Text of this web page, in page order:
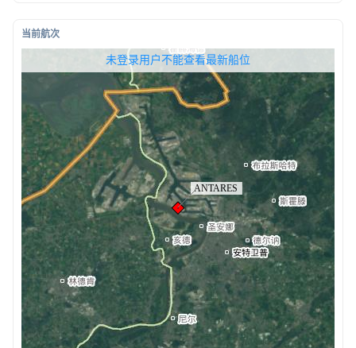
当前航次
未登录用户不能查看最新船位
无权查看最新船位，请联系开通